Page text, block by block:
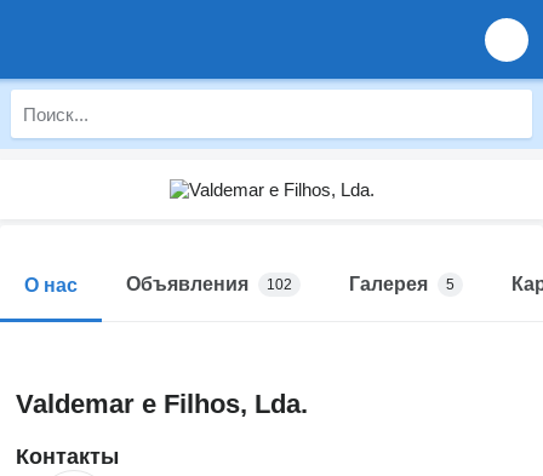
О нас Объявления 102 Галерея 5
Valdemar e Filhos, Lda.
Контакты